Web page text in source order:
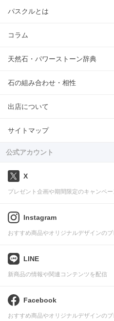
パスクルとは
コラム
天然石・パワーストーン辞典
石の組み合わせ・相性
出店について
サイトマップ
公式アカウント
X
プレゼント企画や期間限定のキャンペ
Instagram
おすすめ商品やオリジナルデザインの
LINE
新商品の情報や関連コンテンツを配信
Facebook
おすすめ商品やオリジナルデザインの